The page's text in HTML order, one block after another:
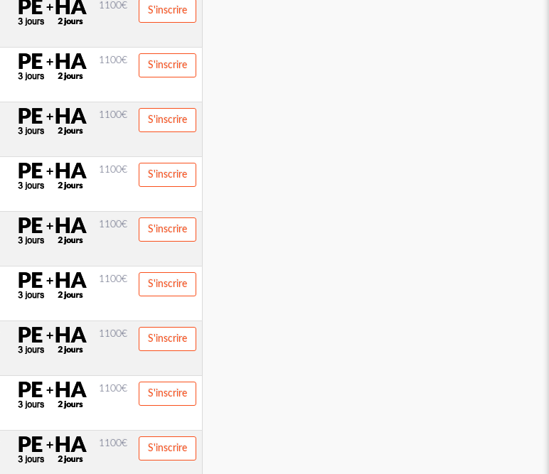
1100€ S'inscrire
1100€ S'inscrire
1100€ S'inscrire
1100€ S'inscrire
1100€ S'inscrire
1100€ S'inscrire
1100€ S'inscrire
1100€ S'inscrire
1100€ S'inscrire